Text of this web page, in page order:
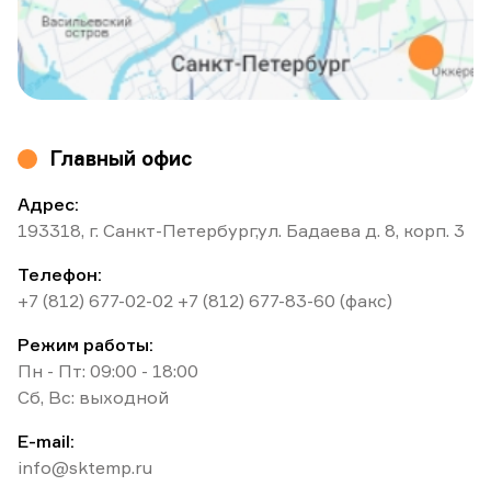
Главный офис
Адрес:
193318, г. Санкт-Петербург,ул. Бадаева д. 8, корп. 3
Телефон:
+7 (812) 677-02-02 +7 (812) 677-83-60 (факс)
Режим работы:
Пн - Пт: 09:00 - 18:00
Cб, Вс: выходной
E-mail:
info@sktemp.ru